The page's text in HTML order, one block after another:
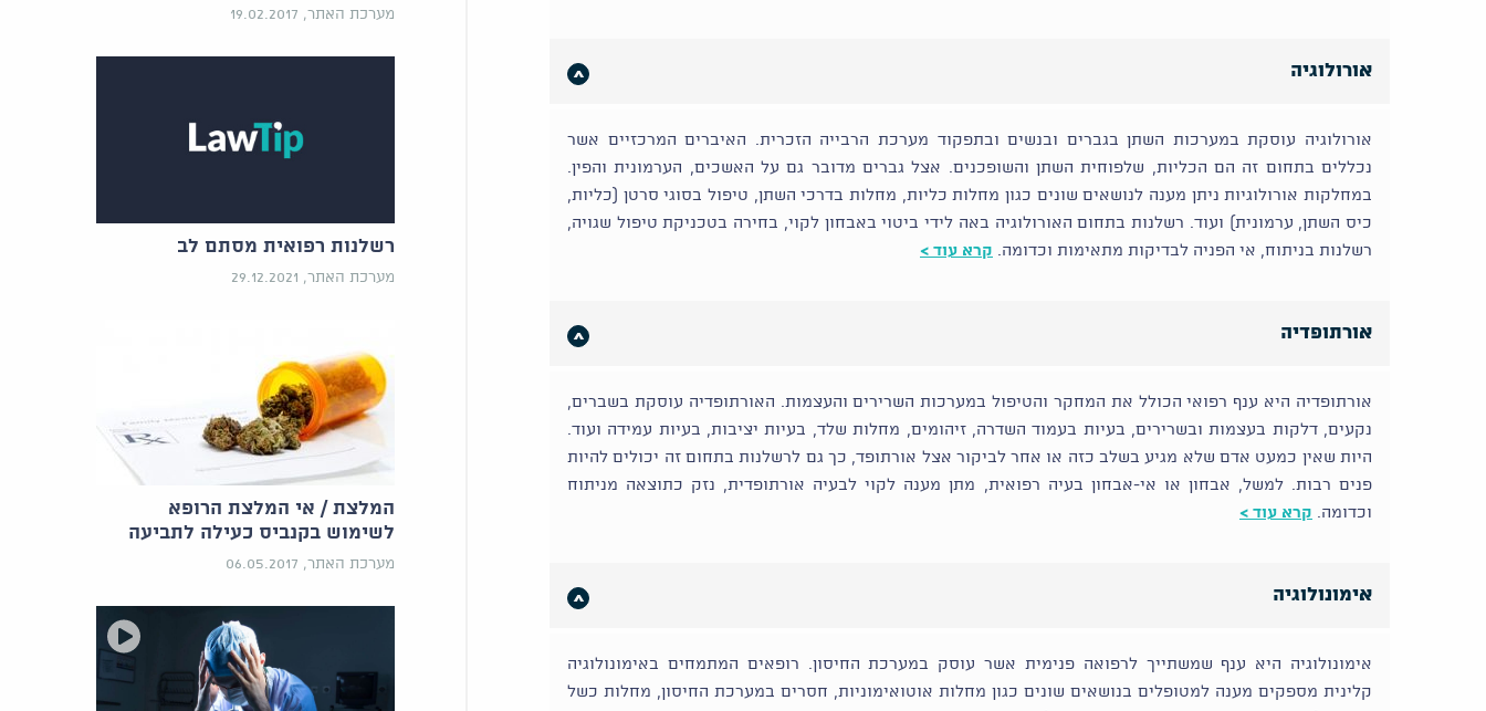
אורולוגיה
אורולוגיה עוסקת במערכות השתן בגברים ובנשים ובתפקוד מערכת הרבייה הזכרית. האיברים המרכזיים אשר
נכללים בתחום זה הם הכליות, שלפוחית השתן והשופכנים. אצל גברים מדובר גם על האשכים, הערמונית והפין.
במחלקות אורולוגיות ניתן מענה לנושאים שונים כגון מחלות כליות, מחלות בדרכי השתן, טיפול בסוגי סרטן (כליות,
כיס השתן, ערמונית) ועוד. רשלנות בתחום האורולוגיה באה לידי ביטוי באבחון לקוי, בחירה בטכניקת טיפול שגויה,
רשלנות בניתוח, אי הפניה לבדיקות מתאימות וכדומה. קרא עוד >
אורתופדיה
אורתופדיה היא ענף רפואי הכולל את המחקר והטיפול במערכות השרירים והעצמות. האורתופדיה עוסקת בשברים,
נקעים, דלקות בעצמות ובשרירים, בעיות בעמוד השדרה, זיהומים, מחלות שלד, בעיות יציבות, בעיות עמידה ועוד.
היות שאין כמעט אדם שלא מגיע בשלב כזה או אחר לביקור אצל אורתופד, כך גם לרשלנות בתחום זה יכולים להיות
פנים רבות. למשל, אבחון או אי-אבחון בעיה רפואית, מתן מענה לקוי לבעיה אורתופדית, נזק כתוצאה מניתוח
וכדומה. קרא עוד >
אימונולוגיה
אימונולוגיה היא ענף שמשתייך לרפואה פנימית אשר עוסק במערכת החיסון. רופאים המתמחים באימונולוגיה
קלינית מספקים מענה למטופלים בנושאים שונים כגון מחלות אוטואימוניות, חסרים במערכת החיסון, מחלות כשל
מערכת האתר, 19.02.2017
רשלנות רפואית מסתם לב
מערכת האתר, 29.12.2021
המלצת / אי המלצת הרופא
לשימוש בקנביס כעילה לתביעה
מערכת האתר, 06.05.2017